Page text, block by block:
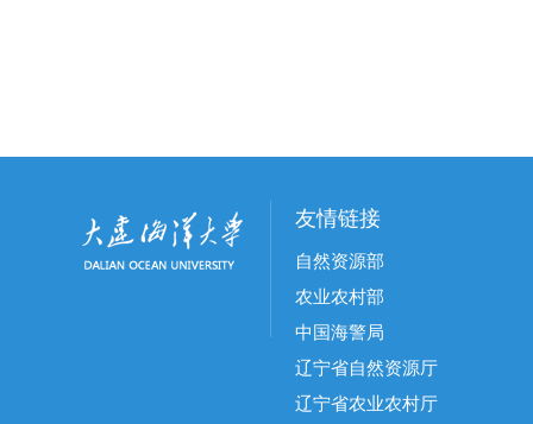
友情链接
自然资源部
农业农村部
中国海警局
辽宁省自然资源厅
辽宁省农业农村厅